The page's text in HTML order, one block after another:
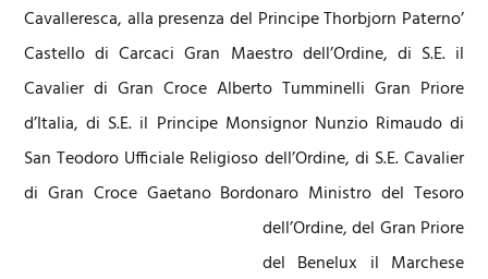
Cavalleresca, alla presenza del Principe Thorbjorn Paterno’
Castello di Carcaci Gran Maestro dell’Ordine, di S.E. il
Cavalier di Gran Croce Alberto Tumminelli Gran Priore
d’Italia, di S.E. il Principe Monsignor Nunzio Rimaudo di
San Teodoro Ufficiale Religioso dell’Ordine, di S.E. Cavalier
di Gran Croce Gaetano Bordonaro Ministro del Tesoro
dell’Ordine, del Gran Priore
del Benelux il Marchese